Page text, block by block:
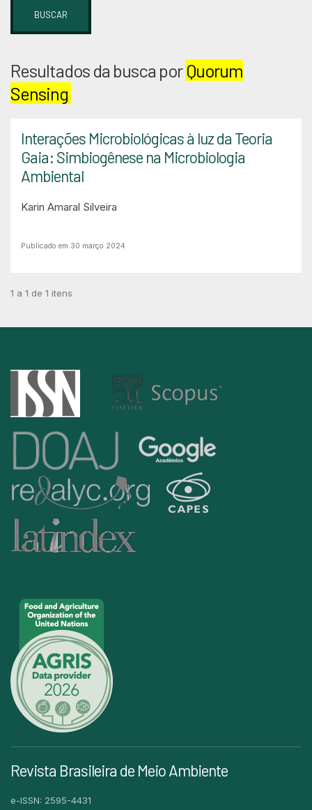
BUSCAR
Resultados da busca porQuorum
Sensing
Interações Microbiológicas à luz da Teoria
Gaia: Simbiogênese na Microbiologia
Ambiental
Karin Amaral Silveira
Publicado em 30 março 2024
1 a 1 de 1 itens
Revista Brasileira de Meio Ambiente
e-ISSN: 2595-4431